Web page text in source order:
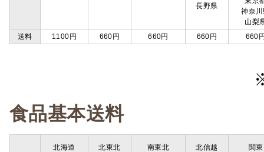
長野県
神奈
山梨
送料
1100円 660円 660円 660円 660
食品基本送料
北海道 北東北 南東北 北信越 関東